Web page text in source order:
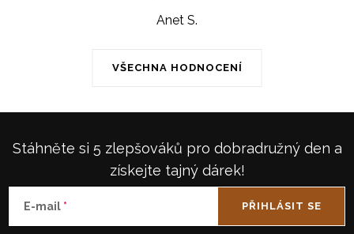
VŠECHNA HODNOCENÍ
Anet S.
Stáhněte si 5 zlepšováků pro dobradružný den a
získejte tajný dárek!
E-mail PŘIHLÁSIT SE